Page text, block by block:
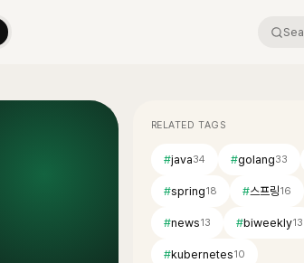
RELATED TAGS
#java34 #golang33
#spring18 #스프링16
#news13 #biweekly13
#kubernetes10